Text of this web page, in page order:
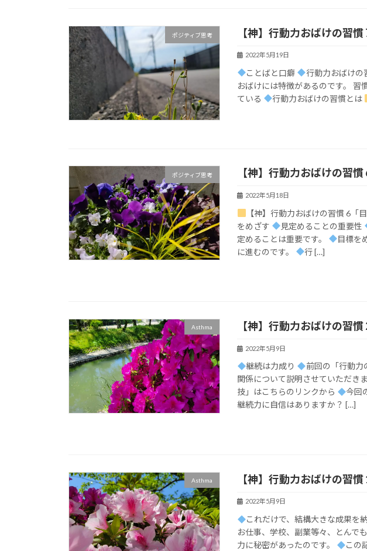
ポジティブ思考 【神】行動力おばけの習慣
2022年5月19日
ことばと口癖 行動力おばけの
おばけには特徴があるのです。 習
ている
行動力おばけの習慣とは
ポジティブ思考 【神】行動力おばけの習慣
2022年5月18日
【神】行動力おばけの習慣 6「
をめざす
見定めることの重要性
定めることは重要です。
目標を
に進むのです。
行 […]
Asthma 【神】行動力おばけの習慣
2022年5月9日
継続は力成り
前回の「行動力
関係について説明させていただき
技」はこちらのリンクから
今回
継続力に自信はありますか？ […]
Asthma 【神】行動力おばけの習
2022年5月9日
これだけで、結構大きな成果を
お仕事、学校、副業等々、とんで
力に秘密があったのです。
この